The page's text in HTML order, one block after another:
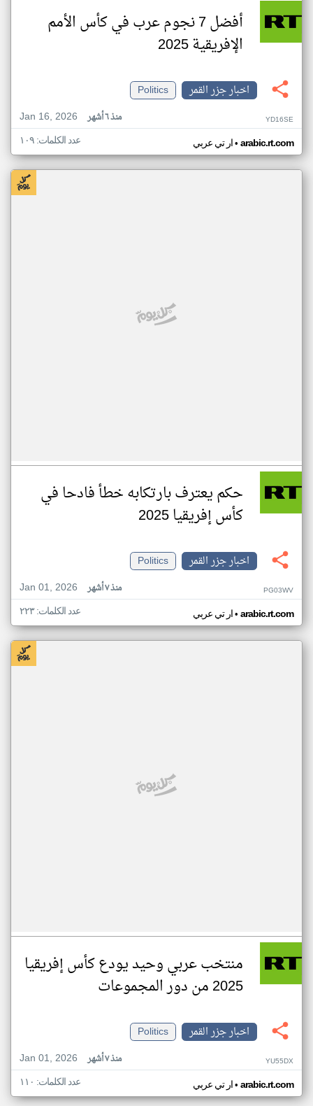
أفضل 7 نجوم عرب في كأس الأمم
الإفريقية 2025
اخبار جزر القمر
Politics
Jan 16, 2026
منذ ٦ أشهر YD16SE
ار تي عربي• arabic.rt.com عدد الكلمات: ١٠٩
حكم يعترف بارتكابه خطأ فادحا في
كأس إفريقيا 2025
اخبار جزر القمر
Politics
Jan 01, 2026
منذ ٧ أشهر PG03WV
ار تي عربي• arabic.rt.com عدد الكلمات: ٢٢٣
منتخب عربي وحيد يودع كأس إفريقيا
2025 من دور المجموعات
اخبار جزر القمر
Politics
Jan 01, 2026
منذ ٧ أشهر YU55DX
ار تي عربي• arabic.rt.com عدد الكلمات: ١١٠